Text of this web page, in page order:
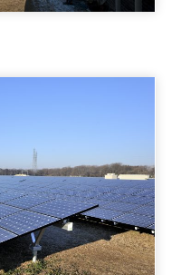
管理規則掲載）
RECRUIT